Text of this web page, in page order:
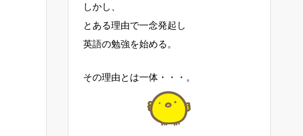
しかし、
とある理由で一念発起し
英語の勉強を始める。
その理由とは一体・・・。